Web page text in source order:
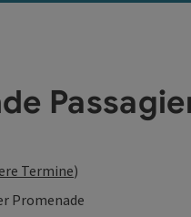
Termine)
Promenade